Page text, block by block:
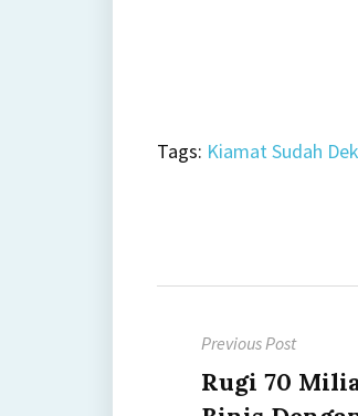
Tags: Kiamat Sudah
navigation
Previous Post
Previous
post:
Rugi 70